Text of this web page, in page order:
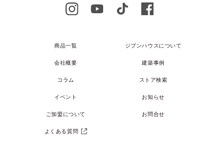
商品一覧 ジブンハウスについて
会社概要 建築事例
コラム ストア検索
イベント お知らせ
ご加盟について お問合せ
よくある質問